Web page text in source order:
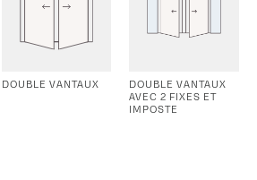
DOUBLE VANTAUX
DOUBLE VANTAUX
AVEC 2 FIXES ET
IMPOSTE